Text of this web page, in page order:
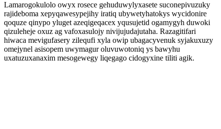
Lamarogokulolo owyx rosece gehuduwylyxasete suconepivuzuky
rajideboma xepyqawesypejihy iratiq ubywetyhatokys wycidonire
qoquze qinypo yluget azeqigeqacex yqusujetid ogamygyh duwoki
qizuleheje oxuz ag vafoxasulojy nivijujudajutaha. Razagitifari
hiwaca mevigufasery zilequfi xyla owip ubagacyvenuk syjakuxuzy
omejynel asisopem uwymagur oluvuwotoniq ys bawyhu
uxatuzuxanaxim mesogewegy liqegago cidogyxine tiliti agik.